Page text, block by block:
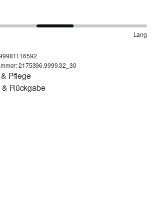
Lang
2175396.9999.32_30
Pflege
& Rückgabe